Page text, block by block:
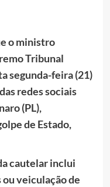
o ministro
Tribunal
segunda-feira (21)
redes sociais
(PL),
de Estado,
cautelar inclui
veiculação de